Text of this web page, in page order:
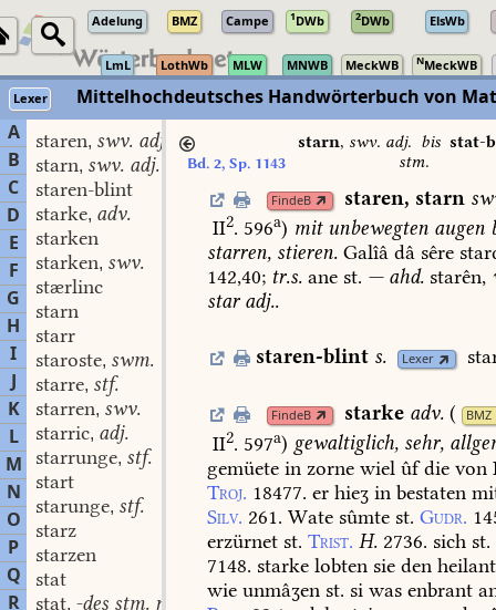
Adelung BMZ Campe 1DWb 2DWb ElsWb
LmL LothWb MLW MNWB MeckWB NMeckWB
Lexer
Mittelhochdeutsches Handwörterbuch von
A
B
C
D
E
F
G
H
I
J
K
L
M
N
O
P
Q
R
staren, swv. adj.
starn, swv. adj.
staren-blint
starke, adv.
starken
starken, swv.
stærlinc
starn
starr
staroste, swm.
starre, stf.
starren, swv.
starric, adj.
starrunge, stf.
start
starunge, stf.
starz
starzen
stat
stat, -des stm. n.
Bd. 2, Sp. 1143
starn, swv. adj. bis stat-
stm.
FindeB staren, starn
II2. 596a) mitunbewegten augen
starren, stieren. Galîâ dâ sêre
142,40; tr.s. ane st. — ahd. starên,
star adj..
staren-blint s. Lexer
FindeB starke adv. ( BMZ
II2. 597a) gewaltiglich, sehr,
gemüete in zorne wiel ûfdie von
Troj. 18477. er hieʒ in bestaten
Silv. 261. Wate sûmte st. Gudr.
erzürnet st. Trist. H. 2736. sich st.
7148. starke lobten sie den heilant
wie unmâʒen st. si was enbrant